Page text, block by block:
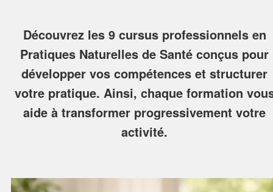
Découvrez les 9 cursus professionnels en
Pratiques Naturelles de Santé conçus pour
développer vos compétences et structurer
votre pratique. Ainsi, chaque formation
aide à transformer progressivement votre
activité.